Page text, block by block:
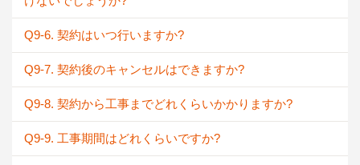
Q9-6. 契約はいつ行いますか?
Q9-7. 契約後のキャンセルはできますか?
Q9-8. 契約から工事までどれくらいかかりますか?
Q9-9. 工事期間はどれくらいですか?